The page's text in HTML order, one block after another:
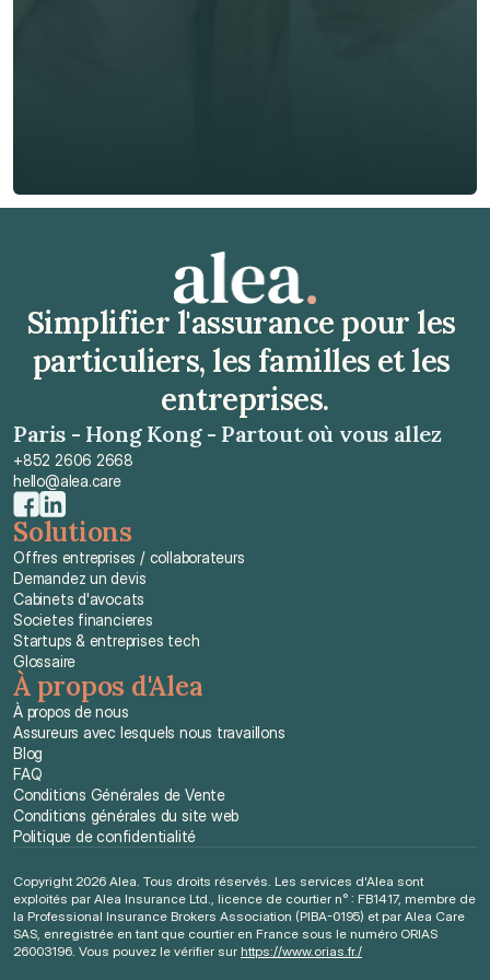
Obtenir un devis gratuit
Simplifier l'assurance pour les
particuliers, les familles et les
entreprises.
Paris - Hong Kong - Partout où vous allez
+852 2606 2668
hello@alea.care
Solutions
Offres entreprises / collaborateurs
Demandez un devis
Cabinets d'avocats
Societes financieres
Startups & entreprises tech
Glossaire
À propos d'Alea
À propos de nous
Assureurs avec lesquels nous travaillons
Blog
FAQ
Conditions Générales de Vente
Conditions générales du site web
Politique de confidentialité
Copyright 2026 Alea. Tous droits réservés. Les services d'Alea sont
exploités par Alea Insurance Ltd., licence de courtier n° : FB1417, membre de
la Professional Insurance Brokers Association (PIBA-0195) et par Alea Care
SAS, enregistrée en tant que courtier en France sous le numéro ORIAS
26003196. Vous pouvez le vérifier sur https://www.orias.fr./